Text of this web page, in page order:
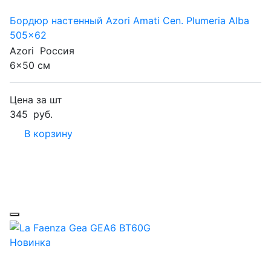
Бордюр настенный Azori Amati Cen. Plumeria Alba
505x62
Azori Россия
6x50 см
Цена за шт
345 руб.
В корзину
Новинка